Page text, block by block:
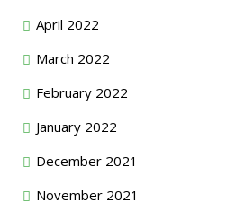
April 2022
March 2022
February 2022
January 2022
December 2021
November 2021